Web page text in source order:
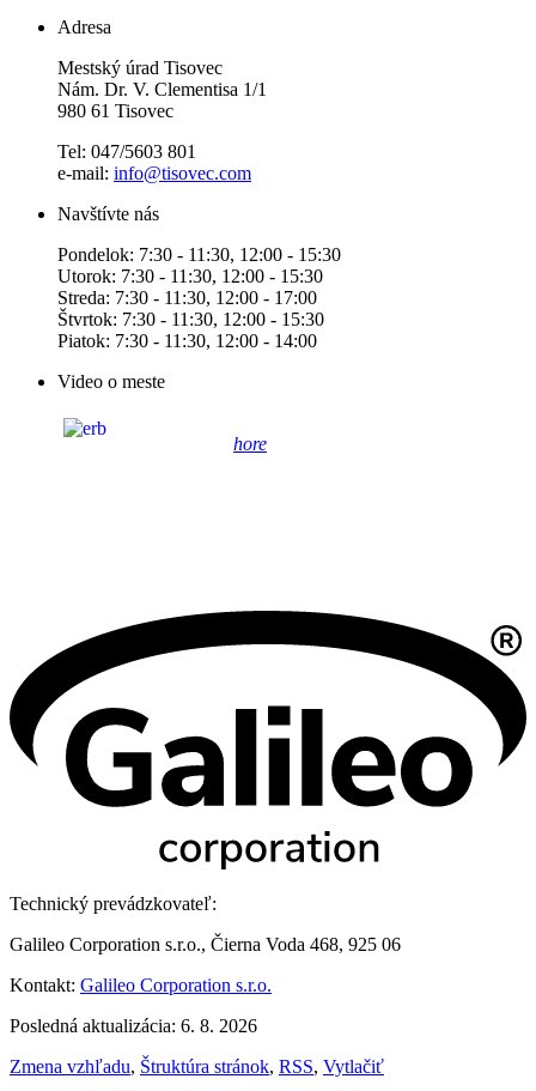
Adresa
Mestský úrad Tisovec
Nám. Dr. V. Clementisa 1/1
980 61 Tisovec
Tel: 047/5603 801
e-mail: info@tisovec.com
Navštívte nás
Pondelok: 7:30 - 11:30, 12:00 - 15:30
Utorok: 7:30 - 11:30, 12:00 - 15:30
Streda: 7:30 - 11:30, 12:00 - 17:00
Štvrtok: 7:30 - 11:30, 12:00 - 15:30
Piatok: 7:30 - 11:30, 12:00 - 14:00
Video o meste
hore
Technický prevádzkovateľ:
Galileo Corporation s.r.o., Čierna Voda 468, 925 06
Kontakt: Galileo Corporation s.r.o.
Posledná aktualizácia: 6. 8. 2026
Zmena vzhľadu, Štruktúra stránok, RSS, Vytlačiť